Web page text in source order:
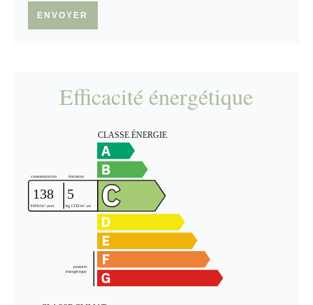
ENVOYER
Efficacité énergétique